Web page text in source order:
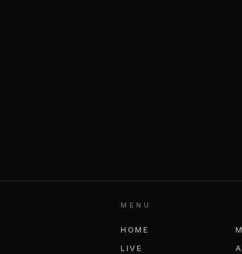
MENU
HOME
LIVE